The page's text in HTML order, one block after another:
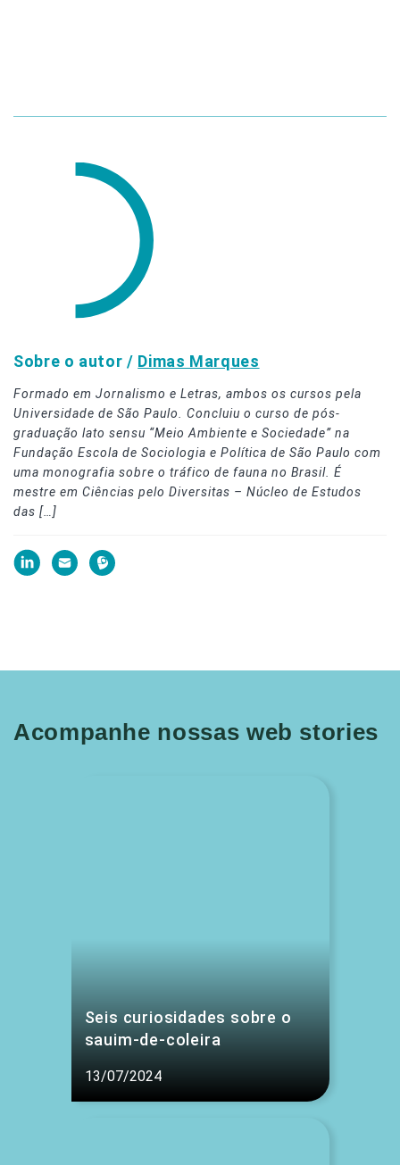
Sobre o autor / Dimas Marques
Formado em Jornalismo e Letras, ambos os cursos pela
Universidade de São Paulo. Concluiu o curso de pós-
graduação lato sensu “Meio Ambiente e Sociedade” na
Fundação Escola de Sociologia e Política de São Paulo com
uma monografia sobre o tráfico de fauna no Brasil. É
mestre em Ciências pelo Diversitas – Núcleo de Estudos
das […]
Acompanhe nossas web stories
Seis curiosidades sobre o
sauim-de-coleira
13/07/2024